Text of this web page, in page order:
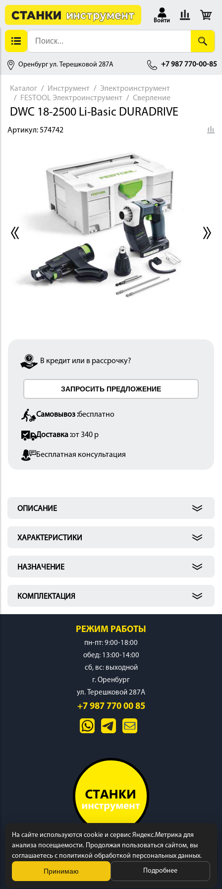
Войти
Оренбург ул. Терешковой 287А +7 987 770-00-85
ДЕРЕВООБРАБОТКА
ИНСТРУМЕНТ
Каталог Инструмент
Электроинструмент
FESTOOL Электроинструмент
Сверление
DWC 18-2500 Li-Basic DURADRIVE
Артикул:574742
В кредит или в рассрочку?
ЗАПРОСИТЬ ПРЕДЛОЖЕНИЕ
Самовывоз :бесплатно
Доставка :от 340 р
Бесплатная консультация
ОПИСАНИЕ
ХАРАКТЕРИСТИКИ
НАЗНАЧЕНИЕ
КОМПЛЕКТАЦИЯ
РЕЖИМ РАБОТЫ
пн-пт: 9:00-18:00
обед: 13:00-14:00
cб, вс: выходной
г. Оренбург
ул. Терешковой 287А
+7 987 770 00 85
На сайте используются cookie и сервис Яндекс.Метрика для
анализа посещаемости. Продолжая пользоваться сайтом, вы
соглашаетесь с политикой обработкой персональных данных.
Принимаю Подробнее